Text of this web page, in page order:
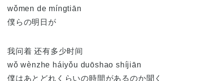
wǒmen de míngtiān
僕らの明日が
我问着 还有多少时间
wǒ wènzhe háiyǒu duōshao shíjiān
僕はあとどれくらいの時間があるのか聞く